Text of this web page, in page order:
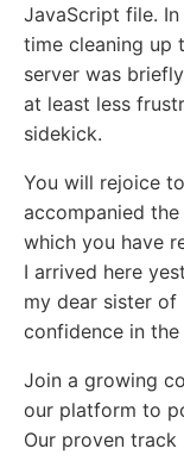
JavaScript file.
time cleaning up
server was
at least less
sidekick.
You will rejoice
accompanied
which you have
I arrived here
my dear sister of
confidence in
Join a growing
our platform to
Our proven